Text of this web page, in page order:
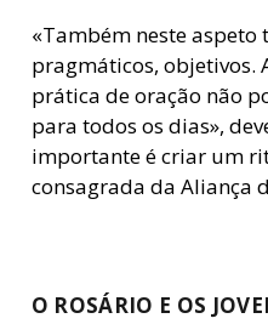
«Também neste aspeto
pragmáticos, objetivos.
prática de oração não
para todos os dias»,
importante é criar um
consagrada da Aliança
O ROSÁRIO E OS